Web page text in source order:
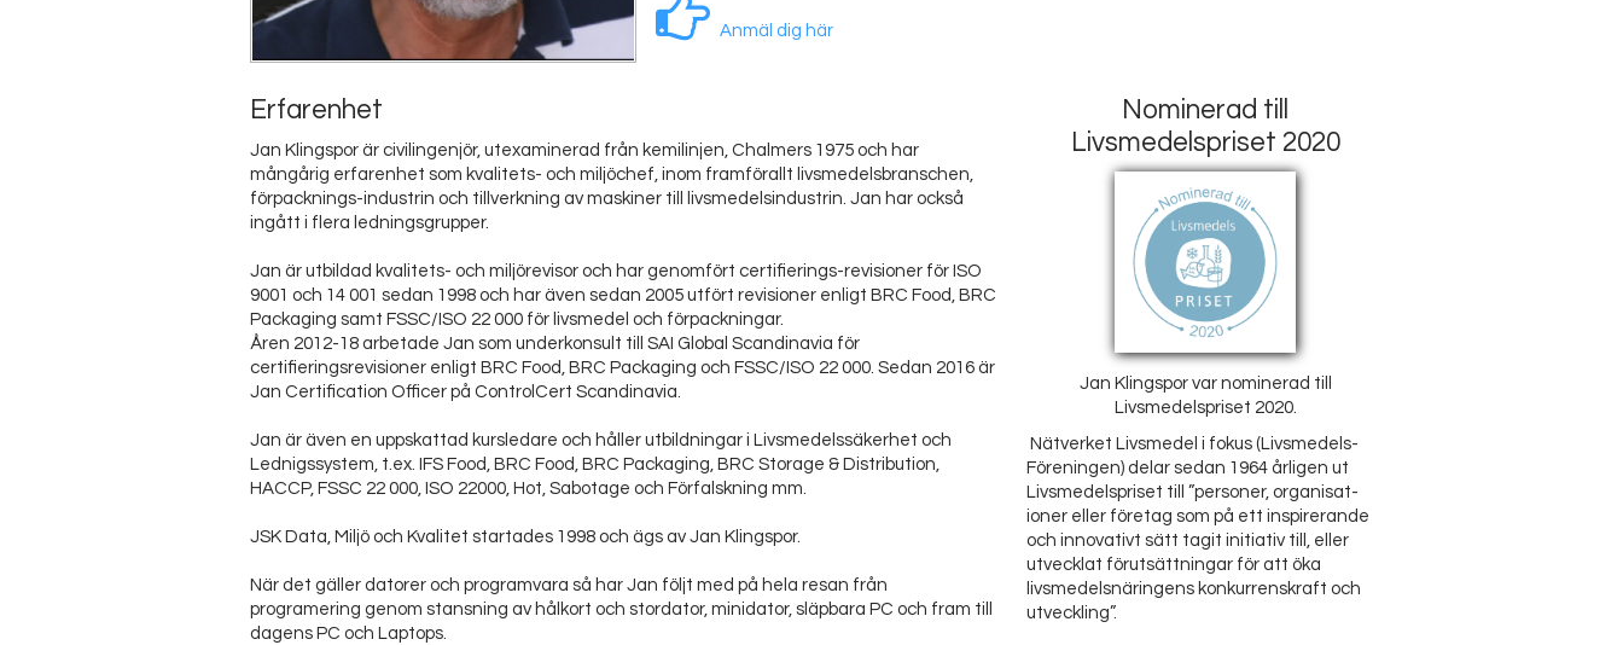
Anmäl dig här
Erfarenhet
Jan Klingspor är civilingenjör, utexaminerad från kemilinjen, Chalmers 1975 och har
mångårig erfarenhet som kvalitets- och miljöchef, inom framförallt livsmedelsbranschen,
förpacknings-industrin och tillverkning av maskiner till livsmedelsindustrin. Jan har också
ingått i flera ledningsgrupper.
Jan är utbildad kvalitets- och miljörevisor och har genomfört certifierings-revisioner för ISO
9001 och 14 001 sedan 1998 och har även sedan 2005 utfört revisioner enligt BRC Food, BRC
Packaging samt FSSC/ISO 22 000 för livsmedel och förpackningar.
Åren 2012-18 arbetade Jan som underkonsult till SAI Global Scandinavia för
certifieringsrevisioner enligt BRC Food, BRC Packaging och FSSC/ISO 22 000. Sedan 2016 är
Jan Certification Officer på ControlCert Scandinavia.
Jan är även en uppskattad kursledare och håller utbildningar i Livsmedelssäkerhet och
Lednigssystem, t.ex. IFS Food, BRC Food, BRC Packaging, BRC Storage & Distribution,
HACCP, FSSC 22 000, ISO 22000, Hot, Sabotage och Förfalskning mm.
JSK Data, Miljö och Kvalitet startades 1998 och ägs av Jan Klingspor.
När det gäller datorer och programvara så har Jan följt med på hela resan från
programering genom stansning av hålkort och stordator, minidator, släpbara PC och fram till
dagens PC och Laptops.
Nominerad till
Livsmedelspriset 2020
Jan Klingspor var nominerad till
Livsmedelspriset 2020.
Nätverket Livsmedel i fokus (Livsmedels-
Föreningen) delar sedan 1964 årligen ut
Livsmedelspriset till ”personer, organisat-
ioner eller företag som på ett inspirerande
och innovativt sätt tagit initiativ till, eller
utvecklat förutsättningar för att öka
livsmedelsnäringens konkurrenskraft och
utveckling”.